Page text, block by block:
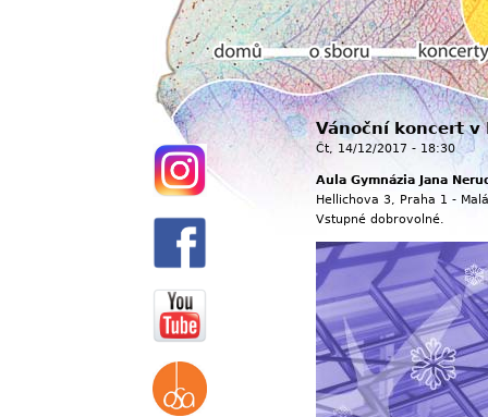
Vánoční koncert v
Čt, 14/12/2017 - 18:30
Aula Gymnázia Jana
Hellichova 3, Praha 1 -
Vstupné dobrovolné.
Hlavní menu
Domů O sboru Koncerty